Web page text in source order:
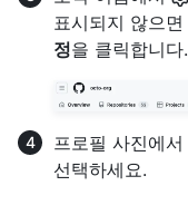
표시되지 않으면
정을 클릭합니다.
프로필 사진에서
선택하세요.